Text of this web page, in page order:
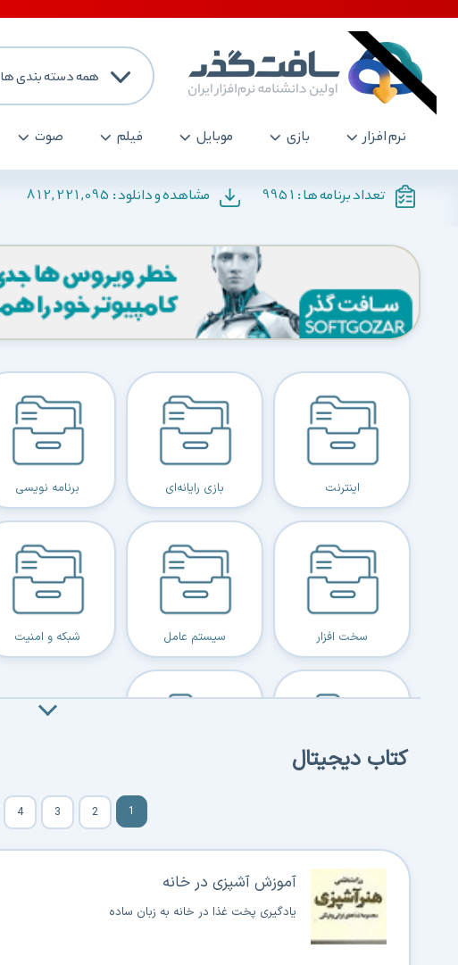
همه دسته بندی ها
نرم افزار بازی موبایل فیلم صوت
تعداد برنامه ها : 9951 مشاهده و دانلود : 812,221,095
اینترنت بازی رایانه‌ای برنامه نویسی
سخت افزار سیستم عامل شبکه و امنیت
کتاب دیجیتال
1
2
3
4
آموزش آشپزی در خانه
یادگیری پخت غذا در خانه به زبان ساده